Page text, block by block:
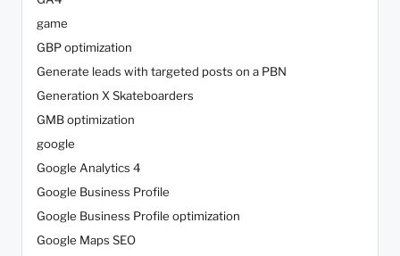
game
GBP optimization
Generate leads with targeted posts on a PBN
Generation X Skateboarders
GMB optimization
google
Google Analytics 4
Google Business Profile
Google Business Profile optimization
Google Maps SEO